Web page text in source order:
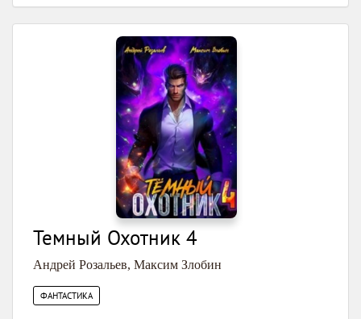
Темный Охотник 4
Андрей Розальев, Максим Злобин
ФАНТАСТИКА